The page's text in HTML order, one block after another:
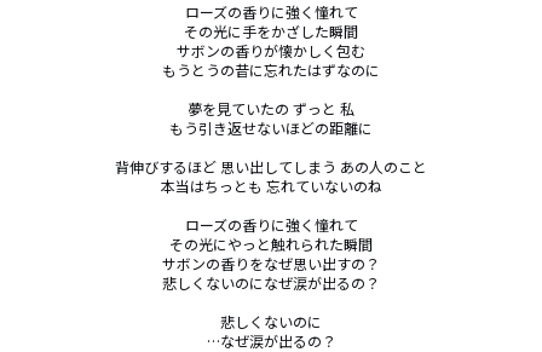
ローズの香りに強く憧れて
その光に手をかざした瞬間
サボンの香りが懐かしく包む
もうとうの昔に忘れたはずなのに
夢を見ていたの ずっと 私
もう引き返せないほどの距離に
背伸びするほど 思い出してしまう あの人のこと
本当はちっとも 忘れていないのね
ローズの香りに強く憧れて
その光にやっと触れられた瞬間
サボンの香りをなぜ思い出すの？
悲しくないのになぜ涙が出るの？
悲しくないのに
…なぜ涙が出るの？